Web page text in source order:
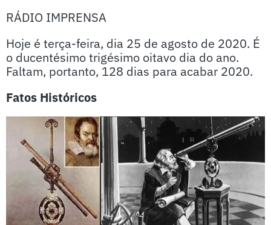
RÁDIO IMPRENSA
Hoje é terça-feira, dia 25 de agosto de 2020. É
o ducentésimo trigésimo oitavo dia do ano.
Faltam, portanto, 128 dias para acabar 2020.
Fatos Históricos